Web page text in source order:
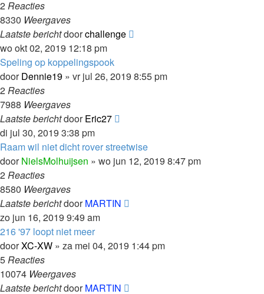
2Reacties
8330 Weergaves
Laatste berichtdoorchallenge
wo okt 02, 2019 12:18 pm
Speling op koppelingspook
doorDennie19 » vr jul 26, 2019 8:55 pm
2Reacties
7988 Weergaves
Laatste berichtdoorEric27
di jul 30, 2019 3:38 pm
Raam wil niet dicht rover streetwise
doorNielsMolhuijsen » wo jun 12, 2019 8:47 pm
2Reacties
8580 Weergaves
Laatste berichtdoorMARTIN
zo jun 16, 2019 9:49 am
216 '97 loopt niet meer
doorXC-XW » za mei 04, 2019 1:44 pm
5Reacties
10074 Weergaves
Laatste berichtdoorMARTIN